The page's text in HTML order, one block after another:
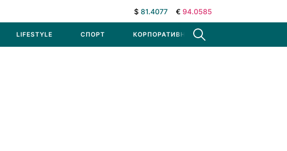
$ 81.4077 € 94.0585
LIFESTYLE СПОРТ КОРПОРАТИВНЫЕ НОВОСТИ